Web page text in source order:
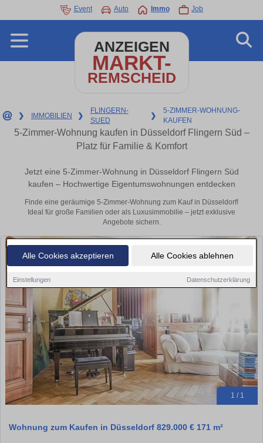
Alle Cookies akzeptieren Alle Cookies ablehnen
Einstellungen Datenschutzerklärung
Event Auto Immo Job
ANZEIGEN
MARKT-
REMSCHEID
❯ IMMOBILIEN ❯
FLINGERN-
SUED
❯
5-ZIMMER-WOHNUNG-
KAUFEN
5-Zimmer-Wohnung kaufen in Düsseldorf Flingern Süd –
Platz für Familie & Komfort
Jetzt eine 5-Zimmer-Wohnung in Düsseldorf Flingern Süd
kaufen – Hochwertige Eigentumswohnungen entdecken
Finde eine geräumige 5-Zimmer-Wohnung zum Kauf in Düsseldorf!
Ideal für große Familien oder als Luxusimmobilie – jetzt exklusive
Angebote sichern.
1 / 1
Wohnung zum Kaufen in Düsseldorf 829.000 € 171 m²